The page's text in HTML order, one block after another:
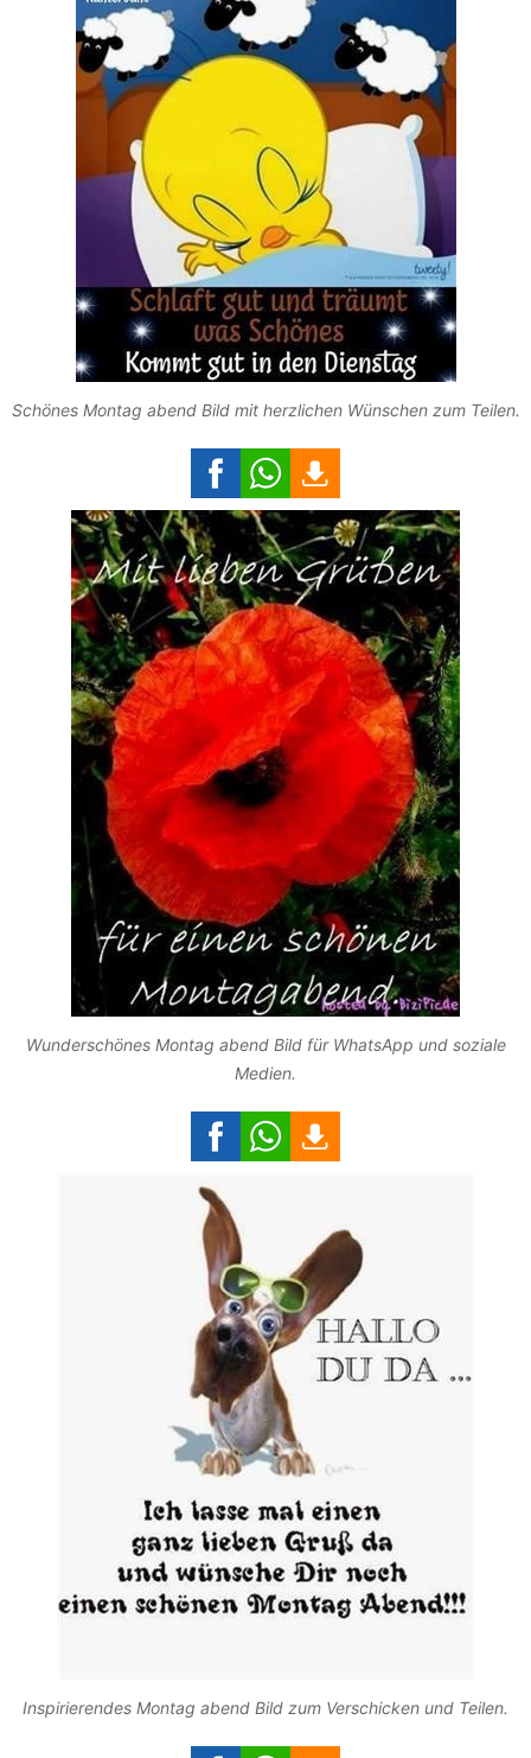
Schönes Montag abend Bild mit herzlichen Wünschen zum Teilen.
Wunderschönes Montag abend Bild für WhatsApp und soziale
Medien.
Inspirierendes Montag abend Bild zum Verschicken und Teilen.